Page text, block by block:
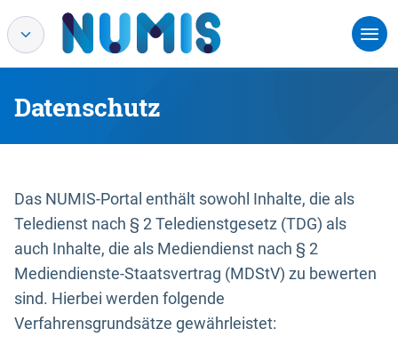
Datenschutz
Das NUMIS-Portal enthält sowohl Inhalte, die als
Teledienst nach § 2 Teledienstgesetz (TDG) als
auch Inhalte, die als Mediendienst nach § 2
Mediendienste-Staatsvertrag (MDStV) zu bewerten
sind. Hierbei werden folgende
Verfahrensgrundsätze gewährleistet: